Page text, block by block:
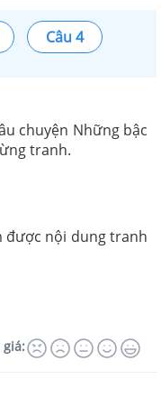
Câu 4
chuyện Những bậc
tranh.
được nội dung tranh